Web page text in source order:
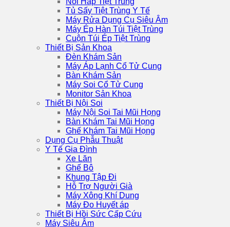
Tủ Sấy Tiệt Trùng Y Tế
Máy Rửa Dụng Cụ Siêu Âm
Máy Ép Hàn Túi Tiệt Trùng
Cuộn Túi Ép Tiệt Trùng
Thiết Bị Sản Khoa
Đèn Khám Sản
Máy Áp Lạnh Cổ Tử Cung
Bàn Khám Sản
Máy Soi Cổ Tử Cung
Monitor Sản Khoa
Thiết Bị Nội Soi
Máy Nội Soi Tai Mũi Họng
Bàn Khám Tai Mũi Họng
Ghế Khám Tai Mũi Họng
Dụng Cụ Phẫu Thuật
Y Tế Gia Đình
Xe Lăn
Ghế Bô
Khung Tập Đi
Hỗ Trợ Người Già
Máy Xông Khí Dung
Máy Đo Huyết áp
Thiết Bị Hồi Sức Cấp Cứu
Máy Siêu Âm